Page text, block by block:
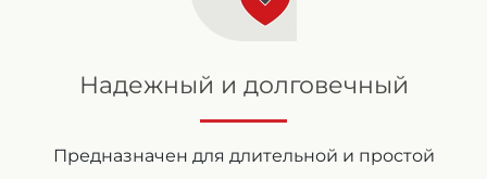
Надежный и долговечный
Предназначен для длительной и простой